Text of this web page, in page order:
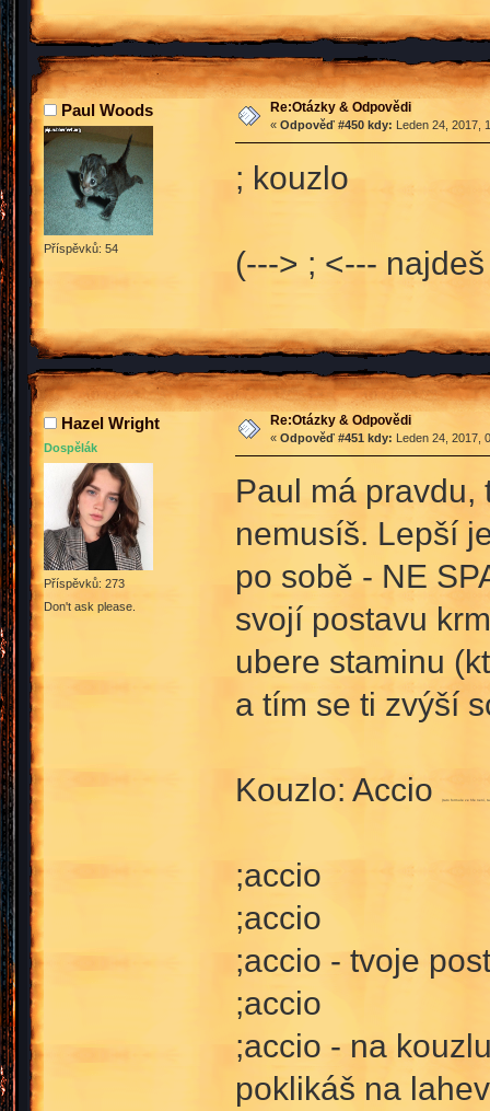
Paul Woods
Příspěvků: 54
Re:Otázky & Odpovědi
« Odpověď #450 kdy: Leden 24, 2017,
; kouzlo
(---> ; <---
Hazel Wright
Dospělák
Příspěvků: 273
Don't ask please.
Re:Otázky & Odpovědi
« Odpověď #451 kdy: Leden 24, 2017,
Paul má pravdu,
nemusíš. Lepší
po sobě - NE
svojí postavu
ubere staminu
a tím se ti zvýší
Kouzlo: Accio (tato formule ve hře není,
;accio
;accio
;accio - tvoje
;accio
;accio - na
poklikáš na